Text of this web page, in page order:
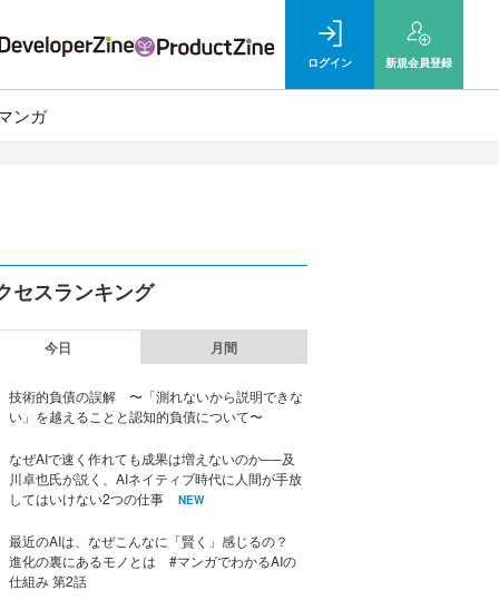
ログイン 新規会員登録
ンガ
セスランキング
今日 月間
技術的負債の誤解 〜「測れないから説明できな
い」を越えることと認知的負債について〜
なぜAIで速く作れても成果は増えないのか──及
川卓也氏が説く、AIネイティブ時代に人間が手放
してはいけない2つの仕事
NEW
最近のAIは、なぜこんなに「賢く」感じるの？
進化の裏にあるモノとは #マンガでわかるAIの
仕組み 第2話